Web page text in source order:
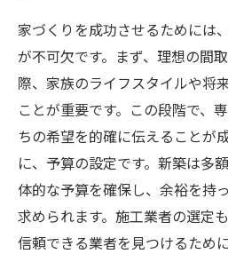
家づくりを成功させるためには
が不可欠です。まず、理想の間
際、家族のライフスタイルや将
ことが重要です。この段階で、
ちの希望を的確に伝えることが
に、予算の設定です。新築は多
体的な予算を確保し、余裕を持
求められます。施工業者の選定
信頼できる業者を見つけるため